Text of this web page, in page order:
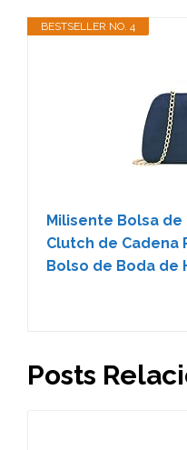
BESTSELLER NO. 4
Milisente Bolsa de
Clutch de Cadena
Bolso de Boda de
Posts